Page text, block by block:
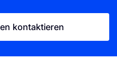
kontaktieren